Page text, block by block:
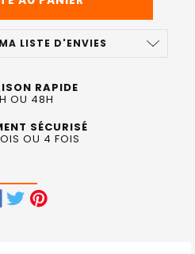
LISTE D'ENVIES
RAPIDE
OU 48H
SÉCURISÉ
OU 4 FOIS